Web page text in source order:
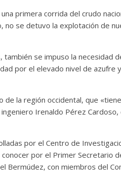
primera corrida del crudo
se detuvo la explotación de
se impuso la necesidad
por el elevado nivel de azufre
la región occidental, que
Irenaldo Pérez
por el Centro de
por el Primer Secretario
Bermúdez, con miembros del
alma
Francisco G. Navarro
2
0